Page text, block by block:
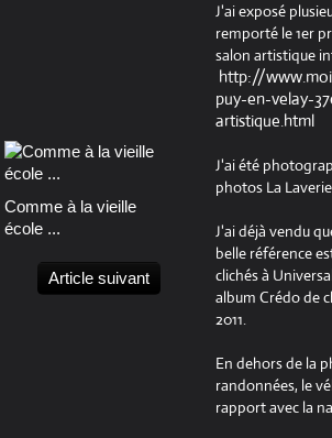
Comme à la vieille
école ...
Article suivant
J'ai exposé
remporté le 1er
salon artistique
http://
puy-en-velay-
artistique.html
J'ai été
photos La
J'ai déjà vendu
belle référence
clichés à
album Crédo de
2011.
En dehors de la
randonnées, le
rapport avec la